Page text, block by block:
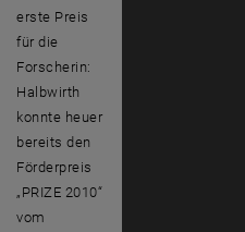
erste Preis
für die
Forscherin:
Halbwirth
konnte heuer
bereits den
Förderpreis
„PRIZE 2010“
vom